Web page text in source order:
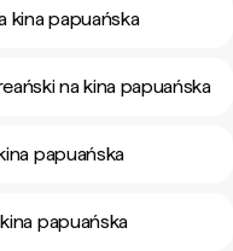
kina papuańska
na kina papuańska
papuańska
papuańska